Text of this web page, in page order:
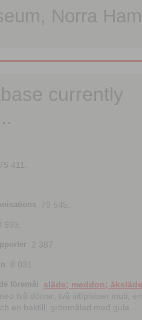
Norra
currently
411.
79 545.
693.
2 387.
8 031.
föremål
släde; meddon; åksläde
två dörrar; två sittplatser inuti; en
en baktill; grönmålad med gula ...